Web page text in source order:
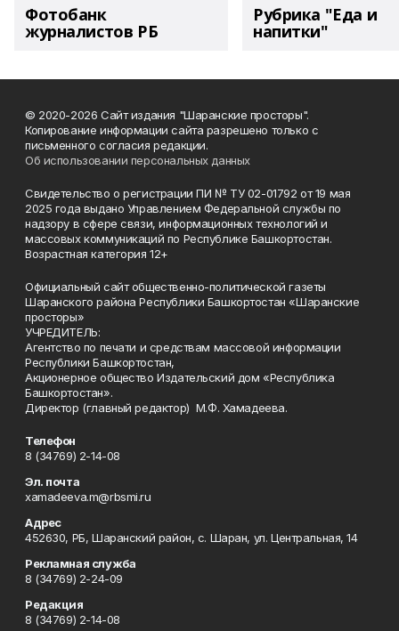
Фотобанк
журналистов РБ
Рубрика "Еда и
напитки"
© 2020-2026 Сайт издания "Шаранские просторы".
Копирование информации сайта разрешено только с
письменного согласия редакции.
Об использовании персональных данных
Свидетельство о регистрации ПИ № ТУ 02-01792 от 19 мая
2025 года выдано Управлением Федеральной службы по
надзору в сфере связи, информационных технологий и
массовых коммуникаций по Республике Башкортостан.
Возрастная категория 12+
Официальный сайт общественно-политической газеты
Шаранского района Республики Башкортостан «Шаранские
просторы»
УЧРЕДИТЕЛЬ:
Агентство по печати и средствам массовой информации
Республики Башкортостан,
Акционерное общество Издательский дом «Республика
Башкортостан».
Директор (главный редактор) М.Ф. Хамадеева.
Телефон
8 (34769) 2-14-08
Эл. почта
xamadeeva.m@rbsmi.ru
Адрес
452630, РБ, Шаранский район, с. Шаран, ул. Центральная, 14
Рекламная служба
8 (34769) 2-24-09
Редакция
8 (34769) 2-14-08